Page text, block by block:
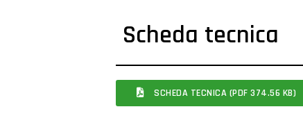
Scheda tecnica
SCHEDA TECNICA (PDF 374.56 KB)